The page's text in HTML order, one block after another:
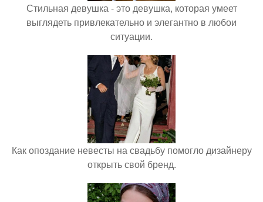
Стильная девушка - это девушка, которая умеет
выглядеть привлекательно и элегантно в любои
ситуации.
Как опоздание невесты на свадьбу помогло дизайнеру
открыть свой бренд.